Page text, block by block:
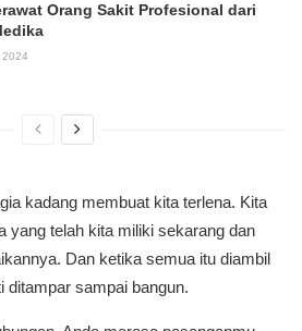
Orang Sakit Profesional dari
2024
kadang membuat kita terlena. Kita
yang telah kita miliki sekarang dan
Dan ketika semua itu diambil
ditampar sampai bangun.